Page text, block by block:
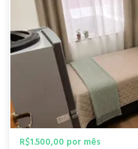
R$1.500,00 por mês